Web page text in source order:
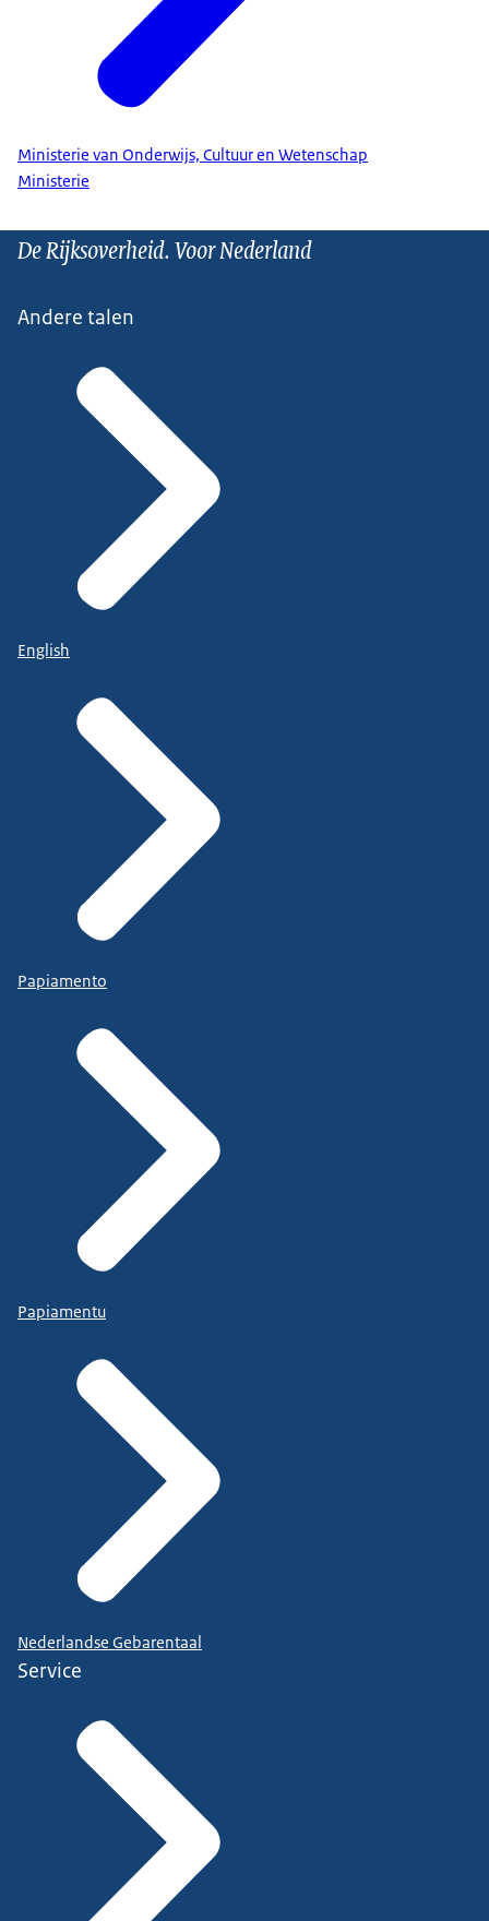
Ministerie van Onderwijs, Cultuur en Wetenschap
Ministerie
De Rijksoverheid. Voor Nederland
Andere talen
English
Papiamento
Papiamentu
Nederlandse Gebarentaal
Service